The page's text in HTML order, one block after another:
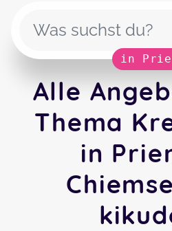
in
Alle
Thema
in